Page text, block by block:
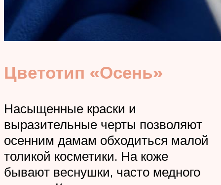
Цветотип «Осень»
Насыщенные краски и
выразительные черты позволяют
осенним дамам обходиться малой
толикой косметики. На коже
бывают веснушки, часто медного